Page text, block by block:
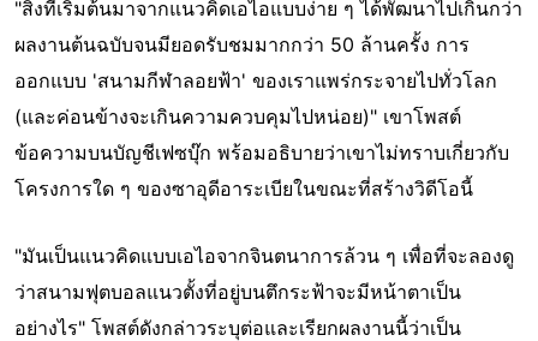
"สิ่งที่เริ่มต้นมาจากแนวคิดเอไอแบบง่าย ๆ ได้พัฒนาไปเกินกว่า
ผลงานต้นฉบับจนมียอดรับชมมากกว่า 50 ล้านครั้ง การ
ออกแบบ 'สนามกีฬาลอยฟ้า' ของเราแพร่กระจายไปทั่วโลก
(และค่อนข้างจะเกินความควบคุมไปหน่อย)" เขาโพสต์
ข้อความบนบัญชีเฟซบุ๊ก พร้อมอธิบายว่าเขาไม่ทราบเกี่ยวกับ
โครงการใด ๆ ของซาอุดีอาระเบียในขณะที่สร้างวิดีโอนี้
"มันเป็นแนวคิดแบบเอไอจากจินตนาการล้วน ๆ เพื่อที่จะลองดู
ว่าสนามฟุตบอลแนวตั้งที่อยู่บนตึกระฟ้าจะมีหน้าตาเป็น
อย่างไร" โพสต์ดังกล่าวระบุต่อและเรียกผลงานนี้ว่าเป็น